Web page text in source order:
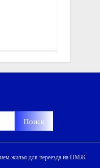
жилья для переезда на ПМЖ